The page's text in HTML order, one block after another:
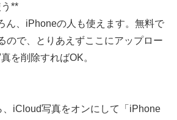
**
ん、iPhoneの人も使えます。無料で
ので、とりあえずここにアップロー
を削除すればOK。
iCloud写真をオンにして「iPhone